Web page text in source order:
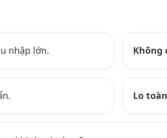
nhập lớn. Không
Lo